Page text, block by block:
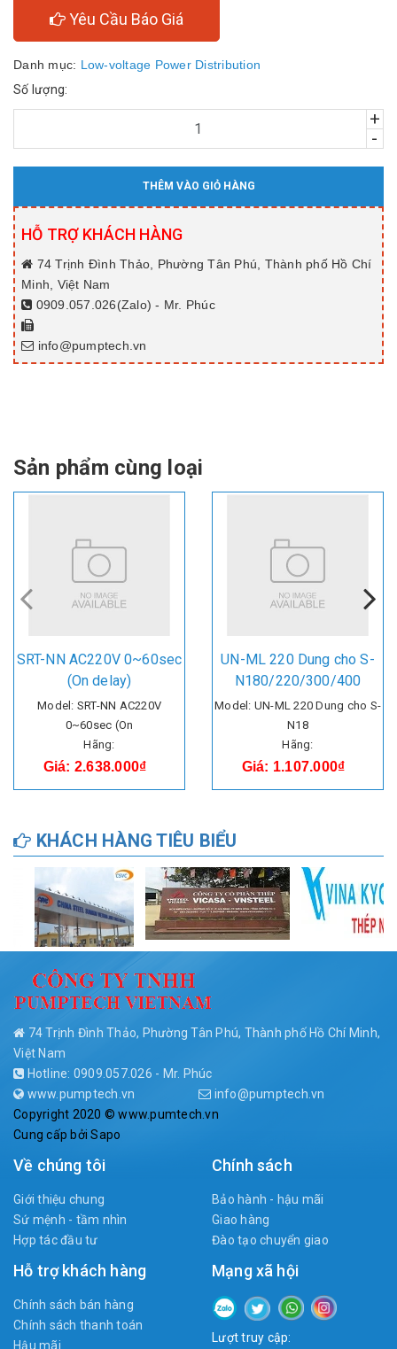
Yêu Cầu Báo Giá
Danh mục: Low-voltage Power Distribution
Số lượng:
+
-
THÊM VÀO GIỎ HÀNG
HỖ TRỢ KHÁCH HÀNG
74 Trịnh Đình Thảo, Phường Tân Phú, Thành phố Hồ Chí
Minh, Việt Nam
0909.057.026(Zalo) - Mr. Phúc
info@pumptech.vn
Sản phẩm cùng loại
SRT-NN AC220V 0~60sec
(On delay)
Model: SRT-NN AC220V
0~60sec (On
Hãng:
Giá: 2.638.000₫
UN-ML 220 Dung cho S-
N180/220/300/400
Model: UN-ML 220 Dung cho S-
N18
Hãng:
Giá: 1.107.000₫
KHÁCH HÀNG TIÊU BIỂU
74 Trịnh Đình Thảo, Phường Tân Phú, Thành phố Hồ Chí Minh,
Việt Nam
Hotline: 0909.057.026 - Mr. Phúc
www.pumptech.vn
info@pumptech.vn
Copyright 2020 © www.pumtech.vn
Cung cấp bởiSapo
Về chúng tôi
Giới thiệu chung
Sứ mệnh - tầm nhìn
Hợp tác đầu tư
Chính sách
Bảo hành - hậu mãi
Giao hàng
Đào tạo chuyển giao
Hỗ trợ khách hàng
Chính sách bán hàng
Chính sách thanh toán
Hậu mãi
Mạng xã hội
Lượt truy cập: